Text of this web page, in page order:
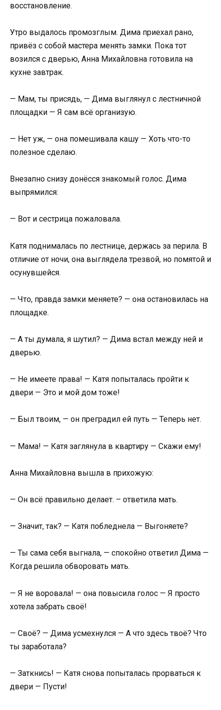
восстановление.
Утро выдалось промозглым. Дима приехал рано,
привёз с собой мастера менять замки. Пока тот
возился с дверью, Анна Михайловна готовила на
кухне завтрак.
— Мам, ты присядь, — Дима выглянул с лестничной
площадки — Я сам всё организую.
— Нет уж, — она помешивала кашу — Хоть что-то
полезное сделаю.
Внезапно снизу донёсся знакомый голос. Дима
выпрямился:
— Вот и сестрица пожаловала.
Катя поднималась по лестнице, держась за перила. В
отличие от ночи, она выглядела трезвой, но помятой и
осунувшейся.
— Что, правда замки меняете? — она остановилась на
площадке.
— А ты думала, я шутил? — Дима встал между ней и
дверью.
— Не имеете права! — Катя попыталась пройти к
двери — Это и мой дом тоже!
— Был твоим, — он преградил ей путь — Теперь нет.
— Мама! — Катя заглянула в квартиру — Скажи ему!
Анна Михайловна вышла в прихожую:
— Он всё правильно делает. – ответила мать.
— Значит, так? — Катя побледнела — Выгоняете?
— Ты сама себя выгнала, — спокойно ответил Дима —
Когда решила обворовать мать.
— Я не воровала! — она повысила голос — Я просто
хотела забрать своё!
— Своё? — Дима усмехнулся — А что здесь твоё? Что
ты заработала?
— Заткнись! — Катя снова попыталась прорваться к
двери — Пусти!